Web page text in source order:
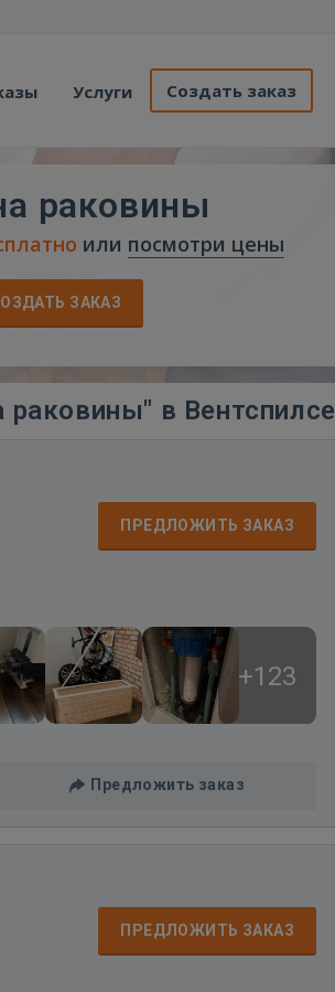
Услуги Создать заказ
раковины
или посмотри цены
ЗАКАЗ
в Вентспилсе
ПРЕДЛОЖИТЬ ЗАКАЗ
+123
Предложить заказ
ПРЕДЛОЖИТЬ ЗАКАЗ